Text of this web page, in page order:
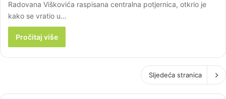
Radovana Viškovića raspisana centralna potjernica, otkrio je
kako se vratio u…
Pročitaj više
Sljedeća stranica